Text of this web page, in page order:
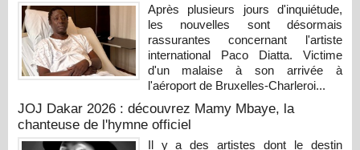
Après plusieurs jours d'inquiétude,
les nouvelles sont désormais
rassurantes concernant l'artiste
international Paco Diatta. Victime
d'un malaise à son arrivée à
l'aéroport de Bruxelles-Charleroi...
JOJ Dakar 2026 : découvrez Mamy Mbaye, la
chanteuse de l'hymne officiel
Il y a des artistes dont le destin